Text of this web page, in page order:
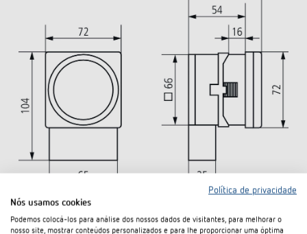
Política de privacidade
Nós usamos cookies
Podemos colocá-los para análise dos nossos dados de visitantes, para melhorar o
nosso site, mostrar conteúdos personalizados e para lhe proporcionar uma óptima